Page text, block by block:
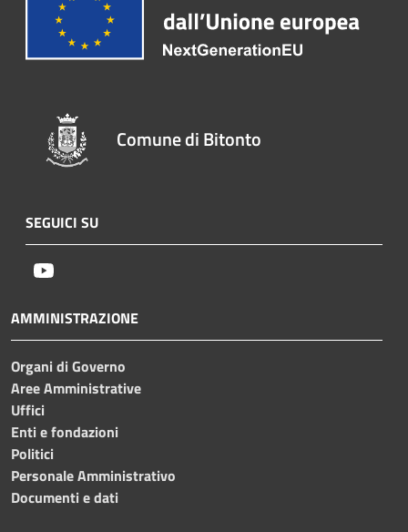
Comune di Bitonto
SEGUICI SU
AMMINISTRAZIONE
Organi di Governo
Aree Amministrative
Uffici
Enti e fondazioni
Politici
Personale Amministrativo
Documenti e dati